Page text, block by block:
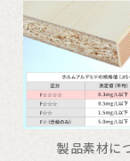
製品素材に